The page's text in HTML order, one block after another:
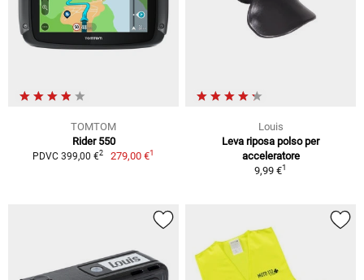
TOMTOM
Rider 550
PDVC 399,00 €2 279,00 €1
Louis
Leva riposa polso per
acceleratore
9,99 €1